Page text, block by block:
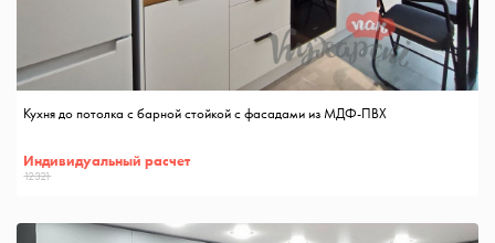
Кухня до потолка с барной стойкой с фасадами из МДФ-ПВХ
Индивидуальный расчет
12321